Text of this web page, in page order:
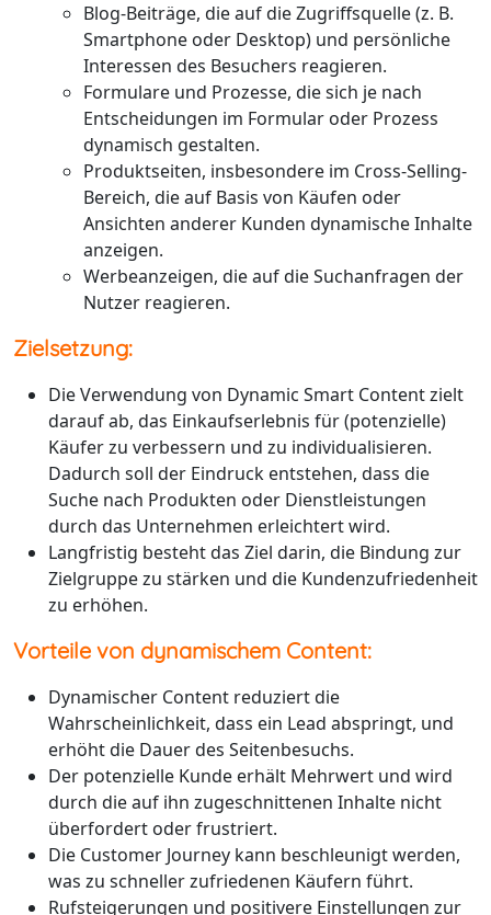
Blog-Beiträge, die auf die Zugriffsquelle (z. B.
Smartphone oder Desktop) und persönliche
Interessen des Besuchers reagieren.
Formulare und Prozesse, die sich je nach
Entscheidungen im Formular oder Prozess
dynamisch gestalten.
Produktseiten, insbesondere im Cross-Selling-
Bereich, die auf Basis von Käufen oder
Ansichten anderer Kunden dynamische Inhalte
anzeigen.
Werbeanzeigen, die auf die Suchanfragen der
Nutzer reagieren.
Zielsetzung:
Die Verwendung von Dynamic Smart Content zielt
darauf ab, das Einkaufserlebnis für (potenzielle)
Käufer zu verbessern und zu individualisieren.
Dadurch soll der Eindruck entstehen, dass die
Suche nach Produkten oder Dienstleistungen
durch das Unternehmen erleichtert wird.
Langfristig besteht das Ziel darin, die Bindung zur
Zielgruppe zu stärken und die Kundenzufriedenheit
zu erhöhen.
Vorteile von dynamischem Content:
Dynamischer Content reduziert die
Wahrscheinlichkeit, dass ein Lead abspringt, und
erhöht die Dauer des Seitenbesuchs.
Der potenzielle Kunde erhält Mehrwert und wird
durch die auf ihn zugeschnittenen Inhalte nicht
überfordert oder frustriert.
Die Customer Journey kann beschleunigt werden,
was zu schneller zufriedenen Käufern führt.
Rufsteigerungen und positivere Einstellungen zur